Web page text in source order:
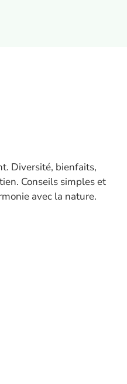
Diversité, bienfaits,
Conseils simples et
avec la nature.